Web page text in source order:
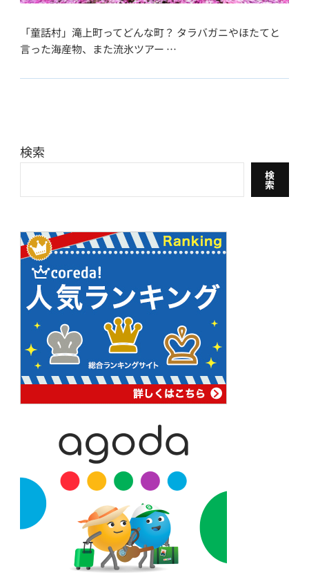
「童話村」滝上町ってどんな町？ タラバガニやほたてと
言った海産物、また流氷ツアー …
検索
検
索